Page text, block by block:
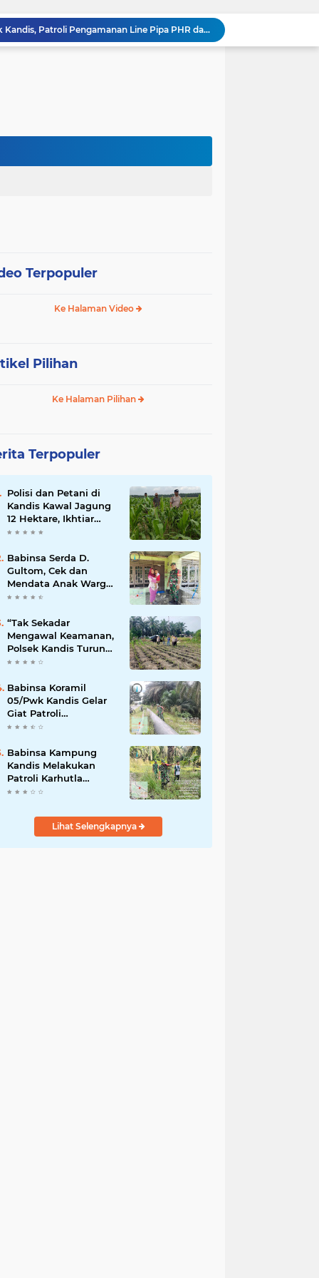
Babinsa Koramil 05/ Pwk Kandis, Patroli Pengamanan Line Pipa PHR dan Komsos Tentang SKK Migas
Melakukan Pendampingan Vaksinasi PMK
Polsek Kandis dan Petani Bersinergi, Jaga Jagung Tetap Tumbuh untuk Ketahanan Pangan
Terpopuler
Ke Halaman Video
Pilihan
Ke Halaman Pilihan
Terpopuler
Polisi dan Petani di
Kandis Kawal Jagung
12 Hektare, Ikhtiar
Menjaga Ketahanan
Babinsa Serda D.
Gultom, Cek dan
Mendata Anak Warga
Yang Stunting
“Tak Sekadar
Mengawal Keamanan,
Polsek Kandis Turun
ke Lahan Jagung
Pangan
Babinsa Koramil
05/Pwk Kandis Gelar
Giat Patroli
Pengamanan Line
Kandis Kandis
Babinsa Kampung
Kandis Melakukan
Patroli Karhutla
Bersama Warga
Lihat Selengkapnya